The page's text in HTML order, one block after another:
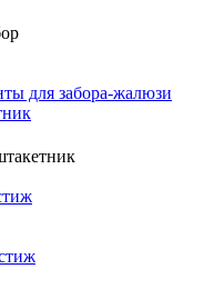
для забора-жалюзи